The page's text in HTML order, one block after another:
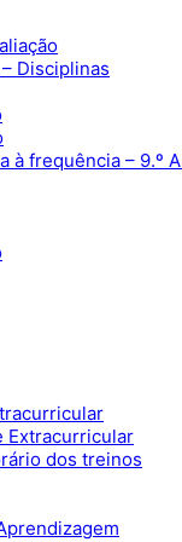
Disciplinas
à frequência – 9.º
Extracurricular
dos treinos